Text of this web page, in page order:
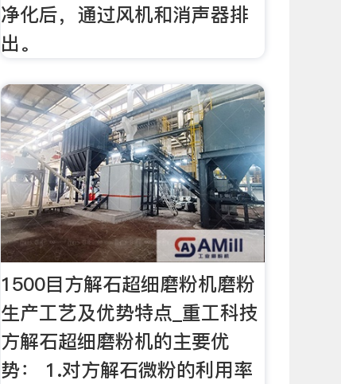
净化后，通过风机和消声器排
出。
1500目方解石超细磨粉机磨粉
生产工艺及优势特点_重工科技
方解石超细磨粉机的主要优
势： 1.对方解石微粉的利用率